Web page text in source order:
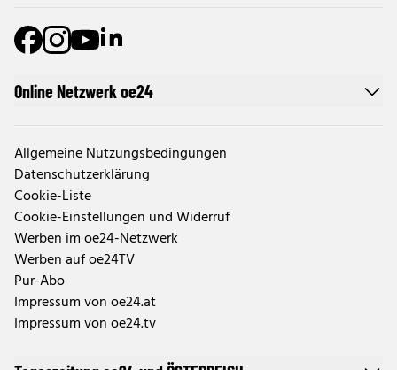
Online Netzwerk oe24
Allgemeine Nutzungsbedingungen
Datenschutzerklärung
Cookie-Liste
Cookie-Einstellungen und Widerruf
Werben im oe24-Netzwerk
Werben auf oe24TV
Pur-Abo
Impressum von oe24.at
Impressum von oe24.tv